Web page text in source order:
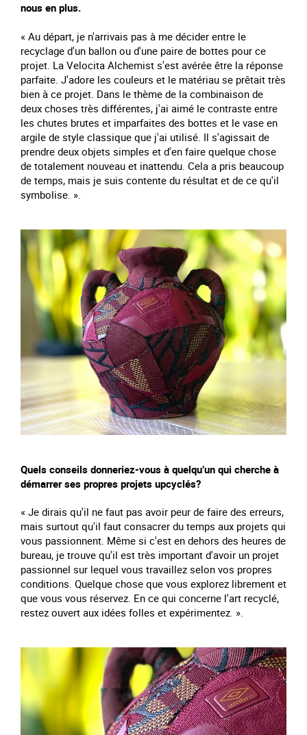
nous en plus.
« Au départ, je n'arrivais pas à me décider entre le
recyclage d'un ballon ou d'une paire de bottes pour ce
projet. La Velocita Alchemist s'est avérée être la réponse
parfaite. J'adore les couleurs et le matériau se prêtait très
bien à ce projet. Dans le thème de la combinaison de
deux choses très différentes, j'ai aimé le contraste entre
les chutes brutes et imparfaites des bottes et le vase en
argile de style classique que j'ai utilisé. Il s'agissait de
prendre deux objets simples et d'en faire quelque chose
de totalement nouveau et inattendu. Cela a pris beaucoup
de temps, mais je suis contente du résultat et de ce qu'il
symbolise. ».
Quels conseils donneriez-vous à quelqu’un qui cherche à
démarrer ses propres projets upcyclés?
« Je dirais qu'il ne faut pas avoir peur de faire des erreurs,
mais surtout qu'il faut consacrer du temps aux projets qui
vous passionnent. Même si c'est en dehors des heures de
bureau, je trouve qu'il est très important d'avoir un projet
passionnel sur lequel vous travaillez selon vos propres
conditions. Quelque chose que vous explorez librement et
que vous vous réservez. En ce qui concerne l'art recyclé,
restez ouvert aux idées folles et expérimentez. ».